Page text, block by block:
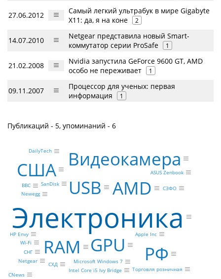
27.06.2012
Самый легкий ультрабук в мире Gigabyte
X11: да, я на коне
2
14.07.2010
Netgear представила новый Smart-
коммутатор серии ProSafe
1
21.02.2008
Nvidia запустила GeForce 9600 GT, AMD
особо не переживает
1
09.11.2007
Процессор для ученых: первая
информация
1
Публикаций - 5, упоминаний - 6
Электроника
AMD
USB
RAM GPU
Видеокамера
РФ
США
Apple Inc
SanDisk
Newegg
Netgear
Wi-Fi
СХД
Microsoft Windows 7
Intel Core i5 Ivy Bridge
ASUS Zenbook
HP Envy
СЗФО
СНГ
Торговля розничная
BBC
CNews
DailyTech